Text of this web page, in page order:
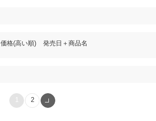
価格(高い順) 発売日＋商品名
1 2